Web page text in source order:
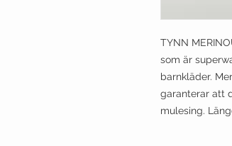
TYNN
som är
barnkläder.
garanterar att
mulesing.